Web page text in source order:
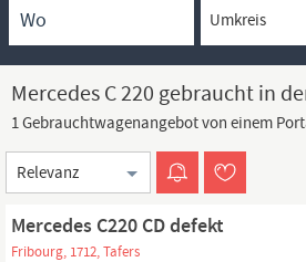
Mercedes C 220 gebraucht in
1 Gebrauchtwagenangebot von einem
Sortierung
Mercedes C220 CD defekt
Fribourg, 1712, Tafers